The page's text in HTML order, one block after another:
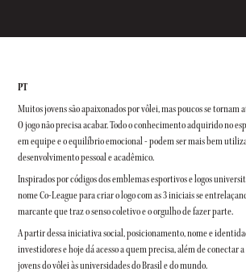
PT
Muitos jovens são apaixonados por vôlei, mas poucos se tornam
O jogo não precisa acabar. Todo o conhecimento adquirido no
em equipe e o equilíbrio emocional - podem ser mais bem
desenvolvimento pessoal e acadêmico.
Inspirados por códigos dos emblemas esportivos e logos
nome Co-League para criar o logo com as 3 iniciais se
marcante que traz o senso coletivo e o orgulho de fazer parte.
A partir dessa iniciativa social, posicionamento, nome e
investidores e hoje dá acesso a quem precisa, além de conectar
jovens do vôlei às universidades do Brasil e do mundo.